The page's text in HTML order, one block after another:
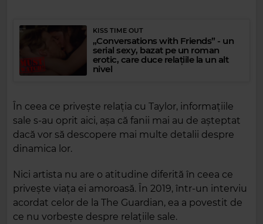
KISS TIME OUT
„Conversations with Friends” - un
serial sexy, bazat pe un roman
erotic, care duce relațiile la un alt
nivel
În ceea ce privește relația cu Taylor, informațiile
sale s-au oprit aici, așa că fanii mai au de așteptat
dacă vor să descopere mai multe detalii despre
dinamica lor.
Nici artista nu are o atitudine diferită în ceea ce
privește viața ei amoroasă. În 2019, într-un interviu
acordat celor de la The Guardian, ea a povestit de
ce nu vorbește despre relațiile sale.